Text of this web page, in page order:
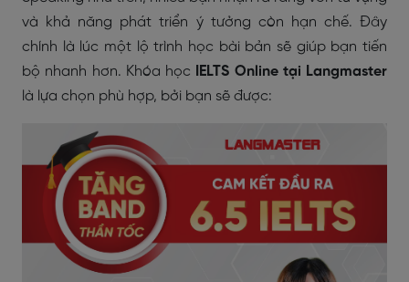
và khả năng phát triển ý tưởng còn hạn chế. Đây
chính là lúc một lộ trình học bài bản sẽ giúp bạn tiến
bộ nhanh hơn. Khóa học
IELTS Online tại Langmaster
là lựa chọn phù hợp, bởi bạn sẽ được: